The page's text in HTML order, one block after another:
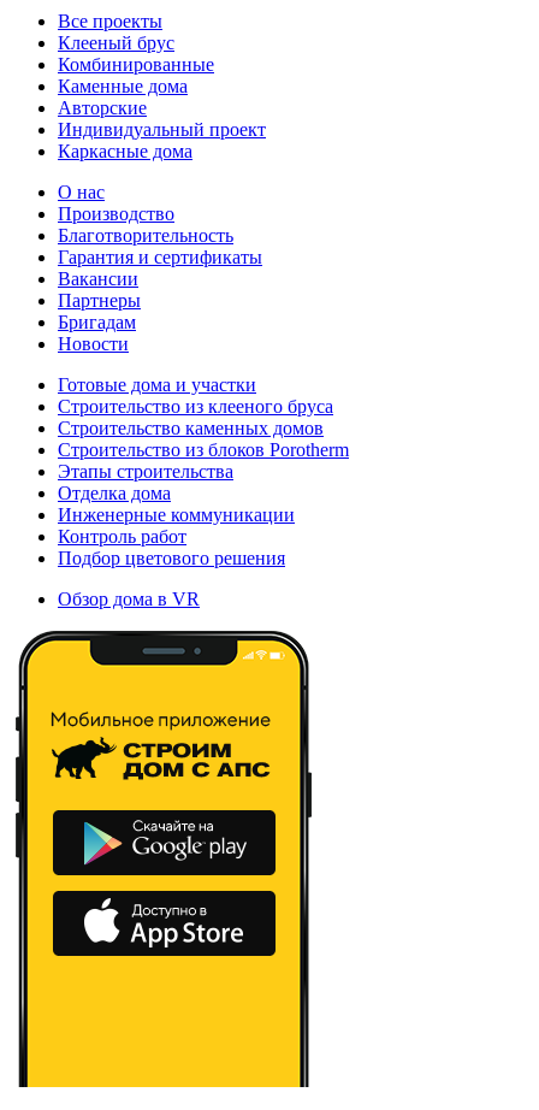
Все проекты
Клееный брус
Комбинированные
Каменные дома
Авторские
Индивидуальный проект
Каркасные дома
О нас
Производство
Благотворительность
Гарантия и сертификаты
Вакансии
Партнеры
Бригадам
Новости
Готовые дома и участки
Строительство из клееного бруса
Строительство каменных домов
Строительство из блоков Porotherm
Этапы строительства
Отделка дома
Инженерные коммуникации
Контроль работ
Подбор цветового решения
Обзор дома в VR